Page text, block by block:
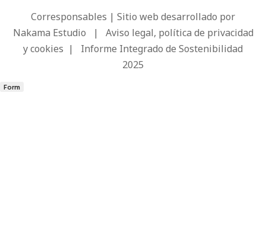
Corresponsables | Sitio web desarrollado por
Nakama Estudio | Aviso legal, política de privacidad
y cookies | Informe Integrado de Sostenibilidad
2025
Form